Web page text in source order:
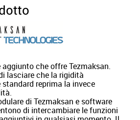
aggiunto che offre Tezmaksan.
lasciare che la rigidità
standard reprima la invece
di Tezmaksan e software
di intercambiare le funzioni